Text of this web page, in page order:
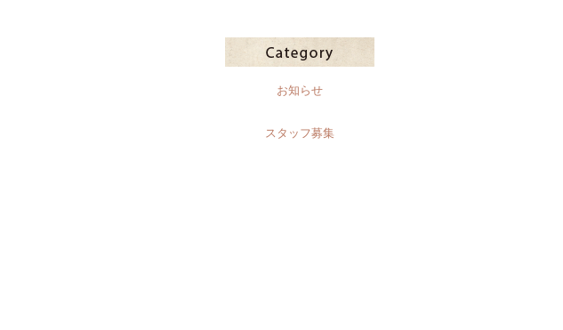
お知らせ
スタッフ募集